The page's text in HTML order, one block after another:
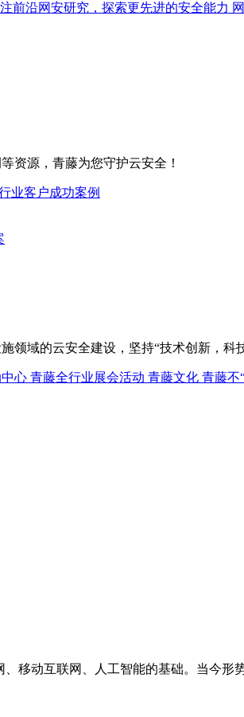
前沿网安研究，探索更先进的安全能力
资源，青藤为您守护云安全！
业客户成功案例
域的云安全建设，坚持“技术创新，科
心 青藤全行业展会活动 青藤文化 青藤不
移动互联网、人工智能的基础。当今形